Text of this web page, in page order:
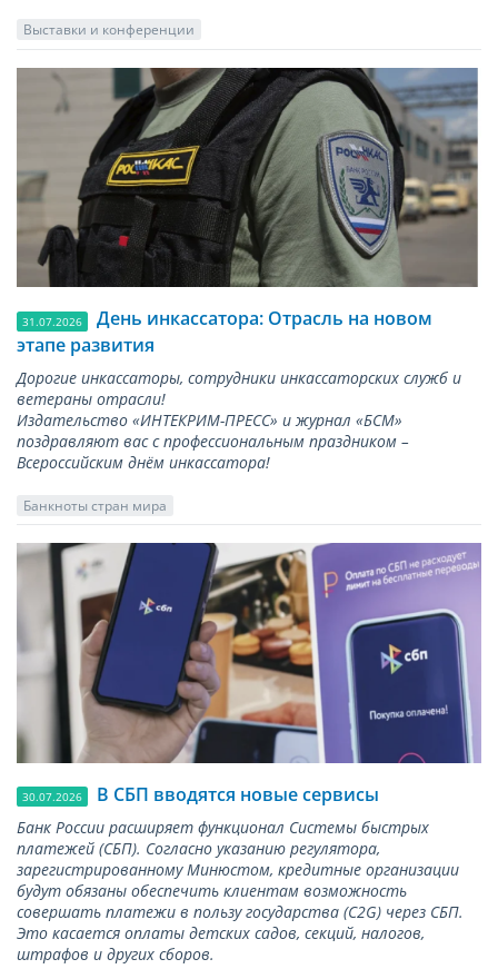
Выставки и конференции
31.07.2026
День инкассатора: Отрасль на новом
этапе развития
Дорогие инкассаторы, сотрудники инкассаторских служб и
ветераны отрасли!
Издательство «ИНТЕКРИМ-ПРЕСС» и журнал «БСМ»
поздравляют вас с профессиональным праздником –
Всероссийским днём инкассатора!
Банкноты стран мира
30.07.2026 В СБП вводятся новые сервисы
Банк России расширяет функционал Системы быстрых
платежей (СБП). Согласно указанию регулятора,
зарегистрированному Минюстом, кредитные организации
будут обязаны обеспечить клиентам возможность
совершать платежи в пользу государства (С2G) через СБП.
Это касается оплаты детских садов, секций, налогов,
штрафов и других сборов.